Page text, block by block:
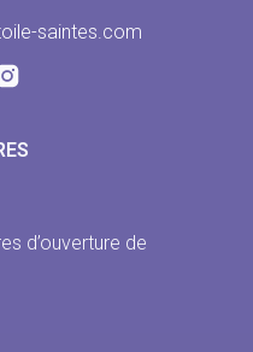
saintes.com
d’ouverture de